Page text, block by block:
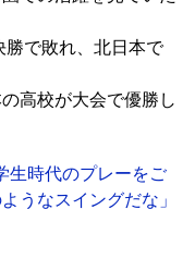
敗れ、北日本で
校が大会で優勝し
生時代のプレーをご
うなスイングだな」